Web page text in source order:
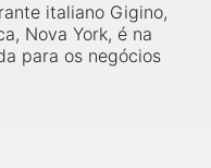
italiano Gigino,
Nova York, é na
para os negócios